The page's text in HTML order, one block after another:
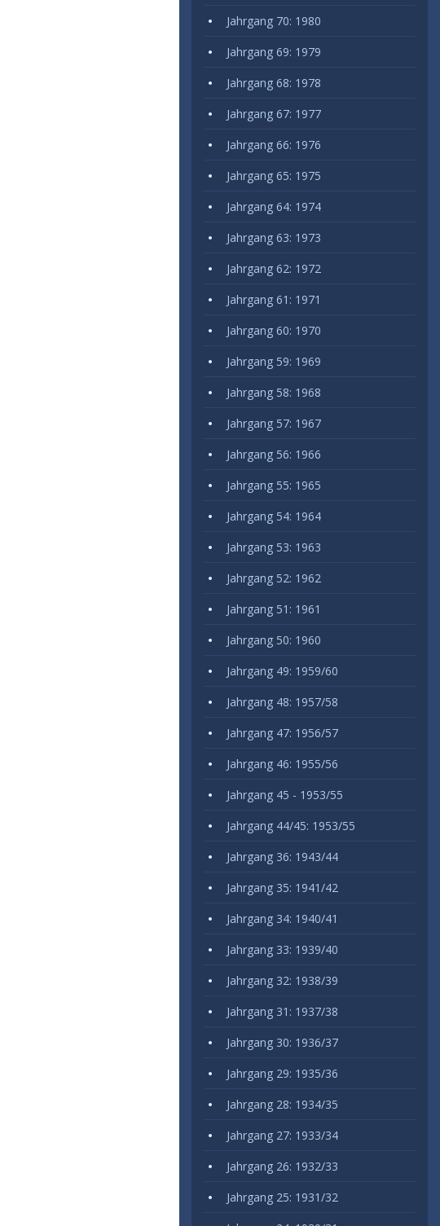
Jahrgang 70: 1980
Jahrgang 69: 1979
Jahrgang 68: 1978
Jahrgang 67: 1977
Jahrgang 66: 1976
Jahrgang 65: 1975
Jahrgang 64: 1974
Jahrgang 63: 1973
Jahrgang 62: 1972
Jahrgang 61: 1971
Jahrgang 60: 1970
Jahrgang 59: 1969
Jahrgang 58: 1968
Jahrgang 57: 1967
Jahrgang 56: 1966
Jahrgang 55: 1965
Jahrgang 54: 1964
Jahrgang 53: 1963
Jahrgang 52: 1962
Jahrgang 51: 1961
Jahrgang 50: 1960
Jahrgang 49: 1959/60
Jahrgang 48: 1957/58
Jahrgang 47: 1956/57
Jahrgang 46: 1955/56
Jahrgang 45 - 1953/55
Jahrgang 44/45: 1953/55
Jahrgang 36: 1943/44
Jahrgang 35: 1941/42
Jahrgang 34: 1940/41
Jahrgang 33: 1939/40
Jahrgang 32: 1938/39
Jahrgang 31: 1937/38
Jahrgang 30: 1936/37
Jahrgang 29: 1935/36
Jahrgang 28: 1934/35
Jahrgang 27: 1933/34
Jahrgang 26: 1932/33
Jahrgang 25: 1931/32